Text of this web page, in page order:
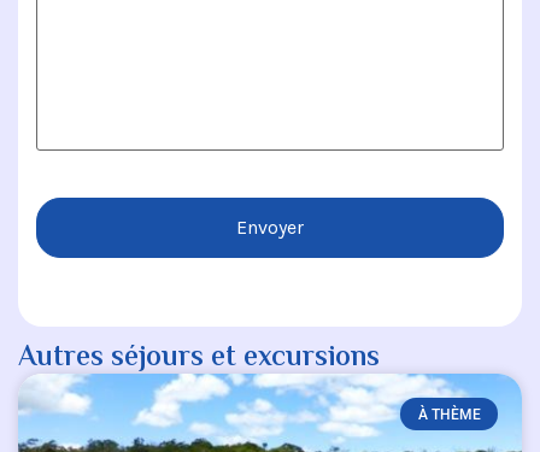
Autres séjours et excursions
À THÈME